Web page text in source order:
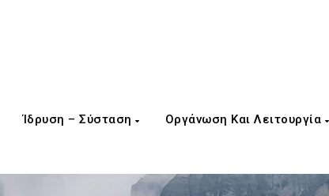
Ίδρυση – Σύσταση Οργάνωση Και Λειτουργία